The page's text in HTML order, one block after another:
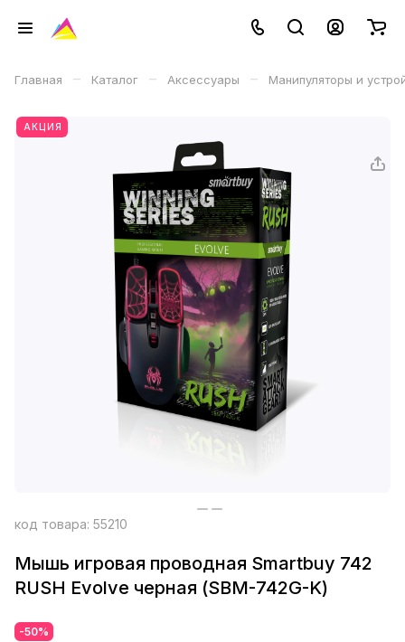
Главная – Каталог – Аксессуары – Манипуляторы и
АКЦИЯ
код товара: 55210
Мышь игровая проводная Smartbuy 742
RUSH Evolve черная (SBM-742G-K)
-50%